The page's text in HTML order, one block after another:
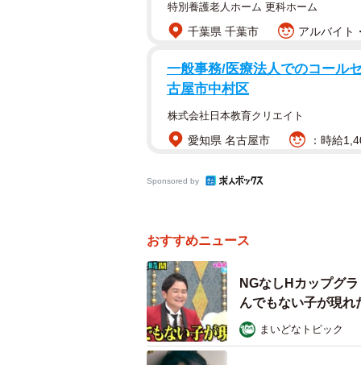
特別養護老人ホーム 更科ホーム
千葉県 千葉市 アルバイト
一般事務/医療法人でのコール
古屋市中村区
株式会社日本教育クリエイト
愛知県 名古屋市 ：時給
Sponsored by
おすすめニュース
NGなしHカップグ
んでもない子が現
まいどなトピック